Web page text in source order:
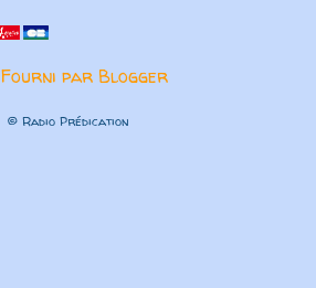
Fourni par Blogger
© Radio Prédication